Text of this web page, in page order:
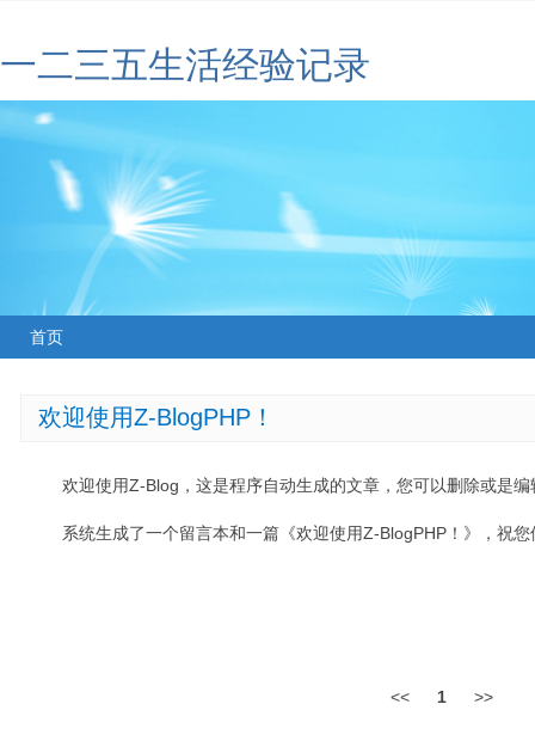
一二三五生活经验记录
首页
欢迎使用Z-BlogPHP！
欢迎使用Z-Blog，这是程序自动生成的文章，您可以删除或是编
系统生成了一个留言本和一篇《欢迎使用Z-BlogPHP！》，祝
<< 1 >>